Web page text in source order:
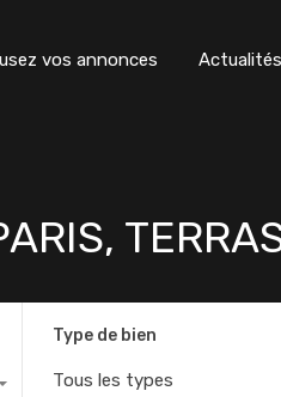
vos annonces Actualités
Type de bien
Tous les types